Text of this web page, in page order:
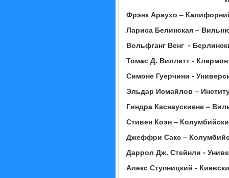
Фрэнк Араухо –
Лариса Белинская –
Вольфганг Венг -
Томас Д. Виллетт -
Симоне Гуерчини -
Эльдар Исмайлов –
Гиндра Каснаускиене –
Стивен Коэн –
Джеффри Сакс –
Даррол Дж. Стейнли -
Алекс Ступницкий -